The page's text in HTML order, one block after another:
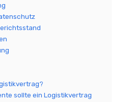
sollte ein Logistikvertrag